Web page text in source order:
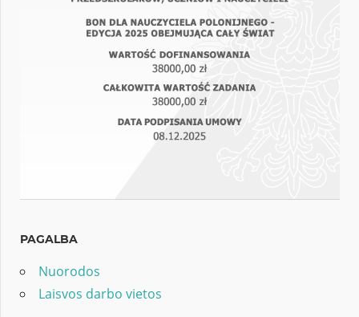
PAGALBA
Nuorodos
Laisvos darbo vietos